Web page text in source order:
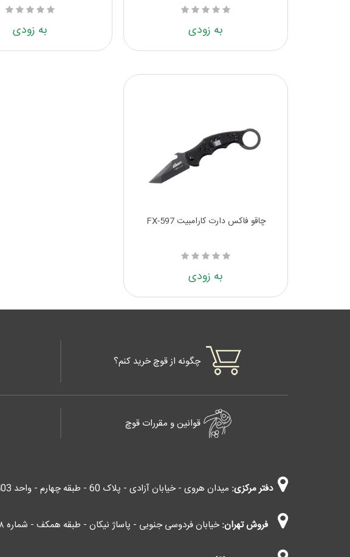
به زودی به زودی
چاقو فاکس دارت کارامبیت FX-597
به زودی
چگونه از قوچ خرید کنم؟
قوانین و مقررات قوچ
دفتر مرکزی: میدان هروی - خیابان آزادی - پلاک 60 - طبقه چهارم - واحد 403
فروش تهران: خیابان فردوسی جنوبی - پاساژ نیکان - طبقه همکف - شماره ۴۰۸